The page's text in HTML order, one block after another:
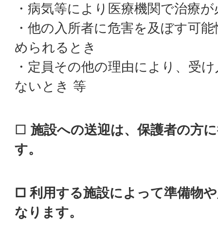
・病気等により医療機関で治療
・他の入所者に危害を及ぼす可
められるとき
・定員その他の理由により、受
ないとき 等
□ 施設への送迎は、保護者の方
す。
□ 利用する施設によって準備物
なります。